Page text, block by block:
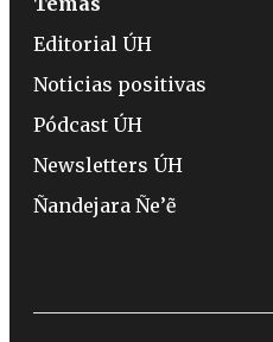
Editorial ÚH
Noticias positivas
Pódcast ÚH
Newsletters ÚH
Ñandejara Ñe’ẽ